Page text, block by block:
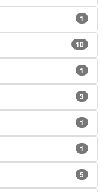
1
10
1
3
1
1
5